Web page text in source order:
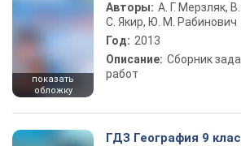
показать
обложку
Авторы: А. Г. Мерзляк,
С. Якир, Ю. М. Рабинович
Год: 2013
Описание: Сборник
работ
ГДЗ География 9